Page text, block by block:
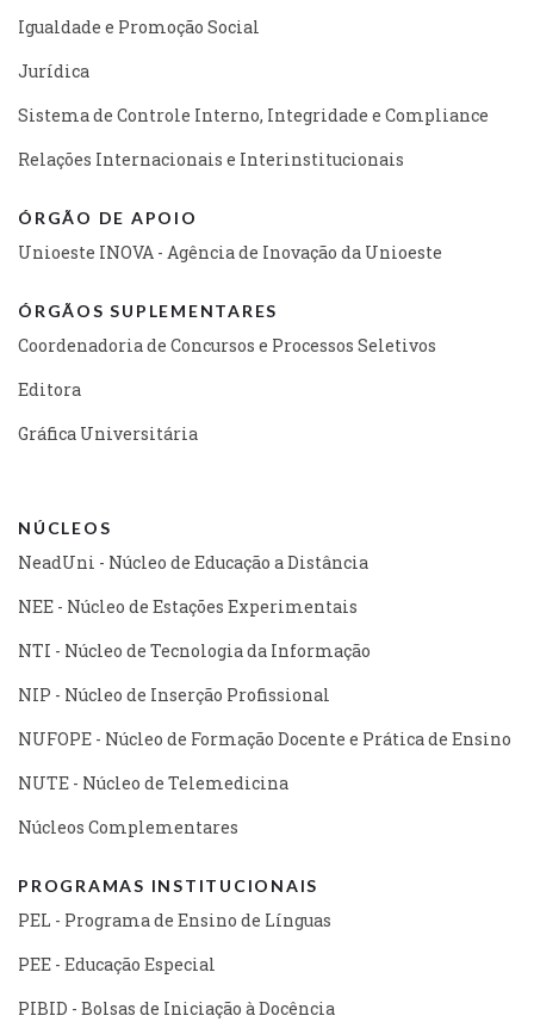
Igualdade e Promoção Social
Jurídica
Sistema de Controle Interno, Integridade e Compliance
Relações Internacionais e Interinstitucionais
ÓRGÃO DE APOIO
Unioeste INOVA - Agência de Inovação da Unioeste
ÓRGÃOS SUPLEMENTARES
Coordenadoria de Concursos e Processos Seletivos
Editora
Gráfica Universitária
NÚCLEOS
NeadUni - Núcleo de Educação a Distância
NEE - Núcleo de Estações Experimentais
NTI - Núcleo de Tecnologia da Informação
NIP - Núcleo de Inserção Profissional
NUFOPE - Núcleo de Formação Docente e Prática de Ensino
NUTE - Núcleo de Telemedicina
Núcleos Complementares
PROGRAMAS INSTITUCIONAIS
PEL - Programa de Ensino de Línguas
PEE - Educação Especial
PIBID - Bolsas de Iniciação à Docência